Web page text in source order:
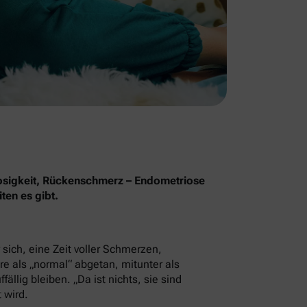
Rückenschmerz – Endometriose
es gibt.
eine Zeit voller Schmerzen,
als „normal“ abgetan, mitunter als
bleiben. „Da ist nichts, sie sind
wird.